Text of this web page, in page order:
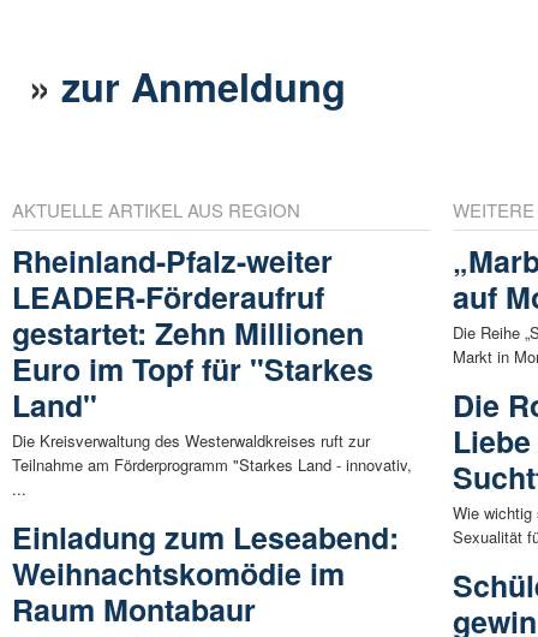
»zur Anmeldung
AKTUELLE ARTIKEL AUS REGION
Rheinland-Pfalz-weiter
LEADER-Förderaufruf
gestartet: Zehn Millionen
Euro im Topf für "Starkes
Land"
Die Kreisverwaltung des Westerwaldkreises ruft zur
Teilnahme am Förderprogramm "Starkes Land - innovativ,
...
Einladung zum Leseabend:
Weihnachtskomödie im
Raum Montabaur
auf
Die Reihe
Markt in
Die
Wie wichtig
Sexualität